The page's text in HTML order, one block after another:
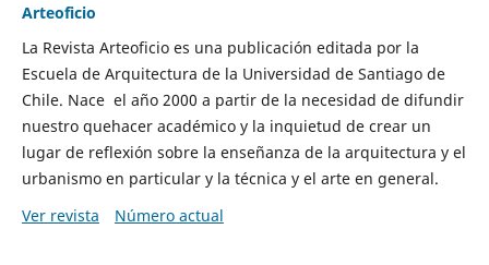
Arteoficio
La Revista Arteoficio es una publicación editada por la
Escuela de Arquitectura de la Universidad de Santiago de
Chile. Nace el año 2000 a partir de la necesidad de difundir
nuestro quehacer académico y la inquietud de crear un
lugar de reflexión sobre la enseñanza de la arquitectura y el
urbanismo en particular y la técnica y el arte en general.
Ver revista
Número actual